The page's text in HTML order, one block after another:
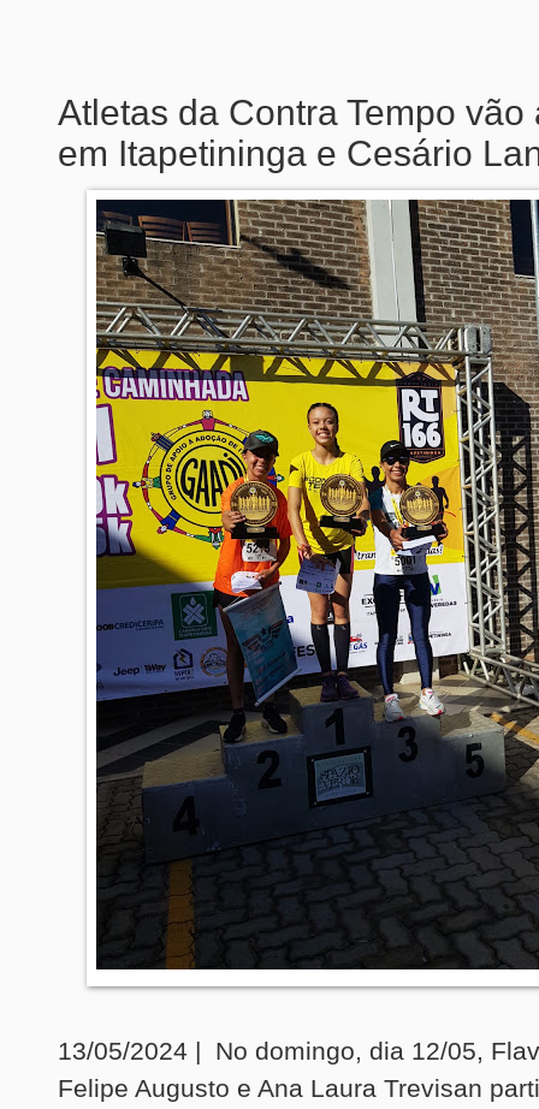
Atletas da Contra Tempo vão
em Itapetininga e Cesário
13/05/2024 | No domingo, dia 12/05,
Felipe Augusto e Ana Laura Trevisan